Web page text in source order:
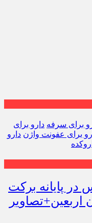
برای سرفه دارو برای
برای عفونت واژن دارو
اتوبوس در پایانه برکت